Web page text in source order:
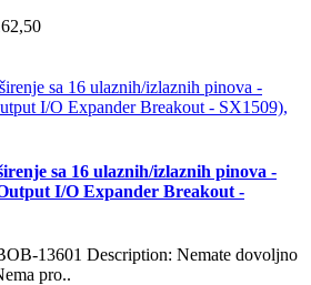
sa 16 ulaznih/izlaznih pinova -
I/O Expander Breakout -
13601 Description: Nemate dovoljno
pro..